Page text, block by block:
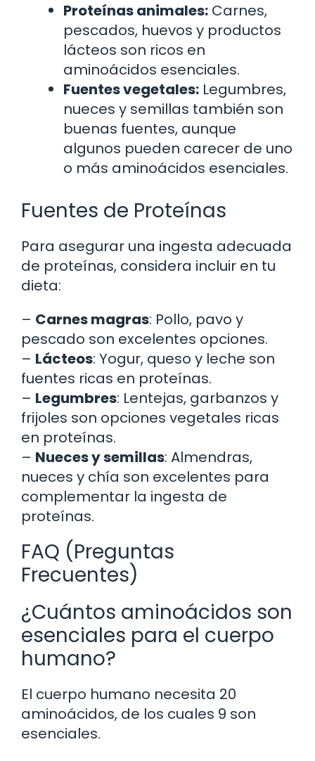
Proteínas animales: Carnes,
pescados, huevos y productos
lácteos son ricos en
aminoácidos esenciales.
Fuentes vegetales: Legumbres,
nueces y semillas también son
buenas fuentes, aunque
algunos pueden carecer de uno
o más aminoácidos esenciales.
Fuentes de Proteínas
Para asegurar una ingesta adecuada
de proteínas, considera incluir en tu
dieta:
– Carnes magras: Pollo, pavo y
pescado son excelentes opciones.
– Lácteos: Yogur, queso y leche son
fuentes ricas en proteínas.
– Legumbres: Lentejas, garbanzos y
frijoles son opciones vegetales ricas
en proteínas.
– Nueces y semillas: Almendras,
nueces y chía son excelentes para
complementar la ingesta de
proteínas.
FAQ (Preguntas
Frecuentes)
¿Cuántos aminoácidos son
esenciales para el cuerpo
humano?
El cuerpo humano necesita 20
aminoácidos, de los cuales 9 son
esenciales.